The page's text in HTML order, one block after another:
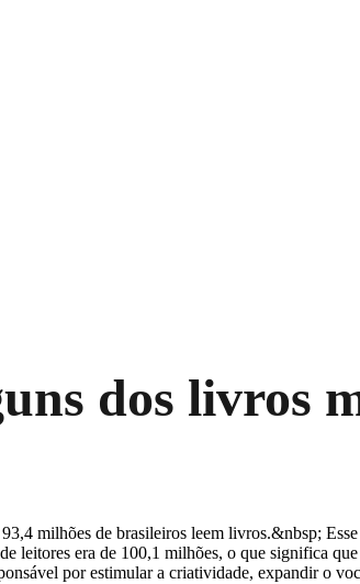
dos livros
milhões de brasileiros leem livros.&nbsp;
leitores era de 100,1 milhões, o que significa
por estimular a criatividade, expandir o